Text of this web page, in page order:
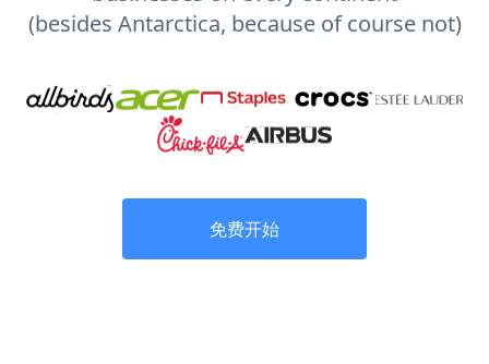
(besides Antarctica, because of course not)
免费开始